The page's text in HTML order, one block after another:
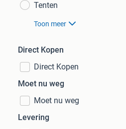
Tenten
Toon meer
Direct Kopen
Direct Kopen
Moet nu weg
Moet nu weg
Levering